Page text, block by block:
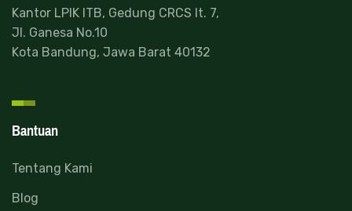
Kantor LPIK ITB, Gedung CRCS lt. 7,
Jl. Ganesa No.10
Kota Bandung, Jawa Barat 40132
Bantuan
Tentang Kami
Blog